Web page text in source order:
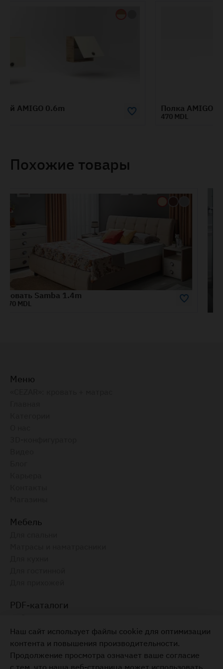
Полка AMIGO 0.6m
Похожие товары
Amigo
Меню
Мебель
PDF-каталоги
Электронный каталог, август 2025
Мебель для вашего дома
+373 22 855-333
Наш сайт использует файлы cookie для оптимизации
контента и повышения производительности.
Продолжение просмотра означает ваше согласие
с тем, что наша веб-страница может использовать